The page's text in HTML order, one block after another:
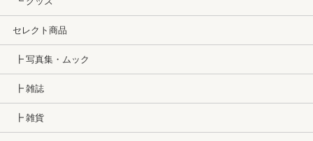
セレクト商品
┣ 写真集・ムック
┣ 雑誌
┣ 雑貨